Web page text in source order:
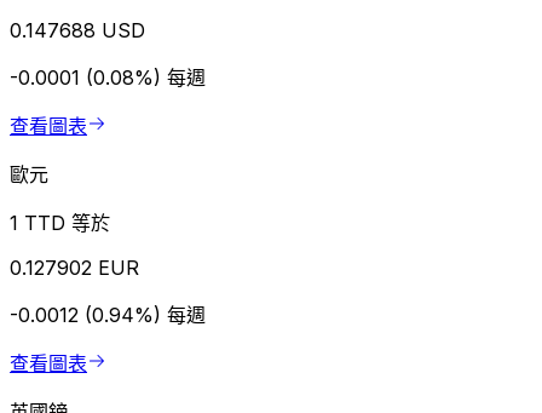
0.147688 USD
-0.0001 (0.08%) 每週
查看圖表
歐元
1 TTD 等於
0.127902 EUR
-0.0012 (0.94%) 每週
查看圖表